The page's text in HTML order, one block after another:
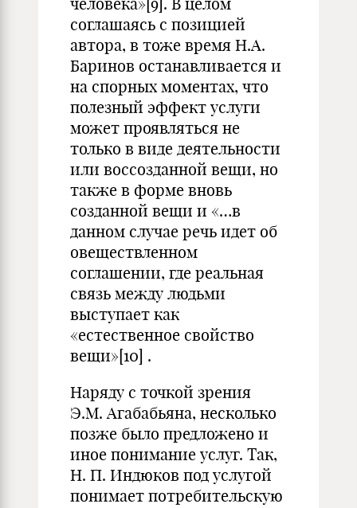
соглашаясь с позицией
автора, в тоже время Н.А.
Баринов останавливается и
на спорных моментах, что
полезный эффект услуги
может проявляться не
только в виде деятельности
или воссозданной вещи, но
также в форме вновь
созданной вещи и «…в
данном случае речь идет об
овеществленном
соглашении, где реальная
связь между людьми
выступает как
«естественное свойство
вещи»[10] .
Наряду с точкой зрения
Э.М. Агабабьяна, несколько
позже было предложено и
иное понимание услуг. Так,
Н. П. Индюков под услугой
понимает потребительскую